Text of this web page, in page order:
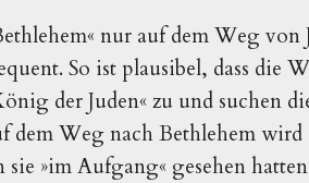
nur auf dem Weg von
So ist plausibel, dass die
der Juden« zu und suchen
dem Weg nach Bethlehem
»im Aufgang« gesehen